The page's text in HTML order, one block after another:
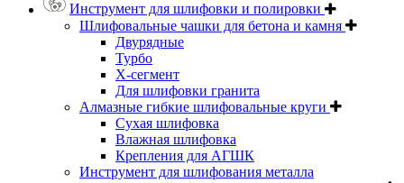
Инструмент для шлифовки и полировки
Шлифовальные чашки для бетона и камня
Двурядные
Турбо
Х-сегмент
Для шлифовки гранита
Алмазные гибкие шлифовальные круги
Cухая шлифовка
Влажная шлифовка
Крепления для АГШК
Инструмент для шлифования металла